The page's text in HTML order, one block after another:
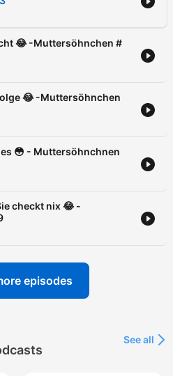
😂 -Muttersöhnchen #
😂 -Muttersöhnchen
😳 - Muttersöhnchnen
checkt nix 😂 -
episodes
See all